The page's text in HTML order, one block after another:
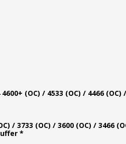
(OC) / 4533 (OC) / 4466 (OC)
/ 3733 (OC) / 3600 (OC) / 3466
*